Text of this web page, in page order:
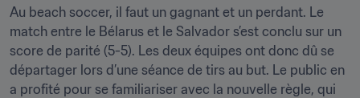
Au beach soccer, il faut un gagnant et un perdant. Le
match entre le Bélarus et le Salvador s’est conclu sur un
score de parité (5-5). Les deux équipes ont donc dû se
départager lors d’une séance de tirs au but. Le public en
a profité pour se familiariser avec la nouvelle règle, qui